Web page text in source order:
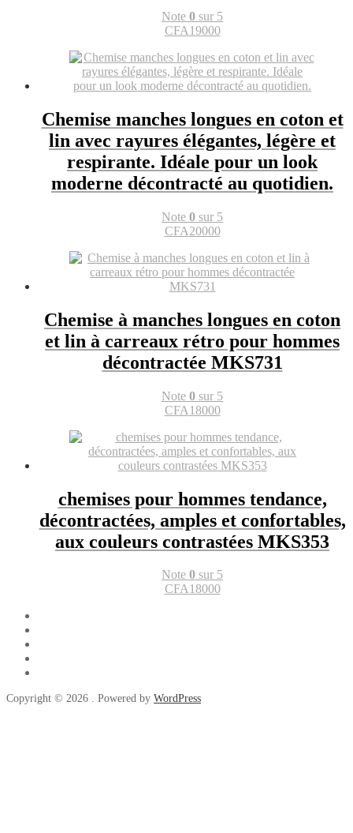
Note 0 sur 5
CFA 19000
Chemise manches longues en coton et
lin avec rayures élégantes, légère et
respirante. Idéale pour un look
moderne décontracté au quotidien.
Note 0 sur 5
CFA20000
Chemise à manches longues en coton
et lin à carreaux rétro pour hommes
décontractée MKS731
Note 0 sur 5
CFA 18000
chemises pour hommes tendance,
décontractées, amples et confortables,
aux couleurs contrastées MKS353
Note 0 sur 5
CFA18000
Copyright © 2026 . Powered by WordPress